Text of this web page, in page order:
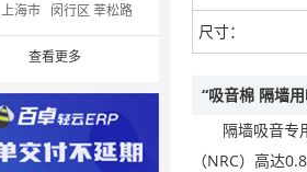
上海市 闵行区 莘松路
查看更多
尺寸：
“吸音棉 隔墙
隔墙吸音专用
（NRC）高达